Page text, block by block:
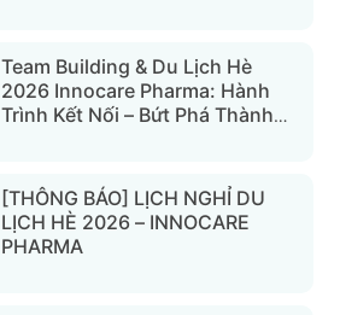
Team Building & Du Lịch Hè
2026 Innocare Pharma: Hành
Trình Kết Nối – Bứt Phá Thành
[THÔNG BÁO] LỊCH NGHỈ DU
LỊCH HÈ 2026 – INNOCARE
PHARMA